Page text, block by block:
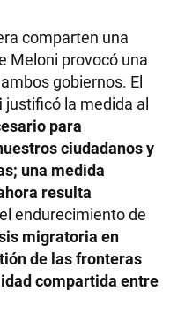
comparten una
Meloni provocó una
gobiernos. El
justificó la medida al
para
ciudadanos y
una medida
resulta
endurecimiento de
migratoria en
de las fronteras
compartida entre